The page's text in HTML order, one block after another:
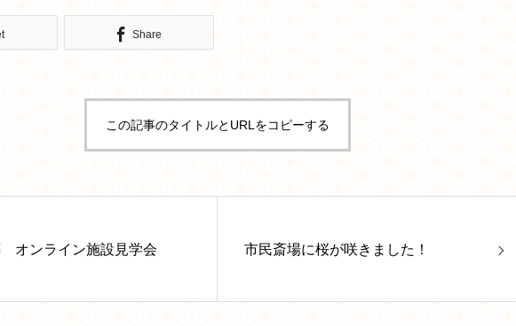
Share
この記事のタイトルとURLをコピーする
オンライン施設見学会 市民斎場に桜が咲きました！